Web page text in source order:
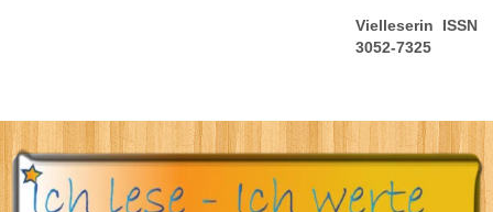
Vielleserin ISSN
3052-7325